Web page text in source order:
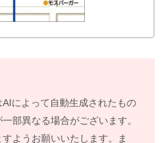
によって自動生成されたもの
部異なる場合がございます。
ようお願いいたします。ま